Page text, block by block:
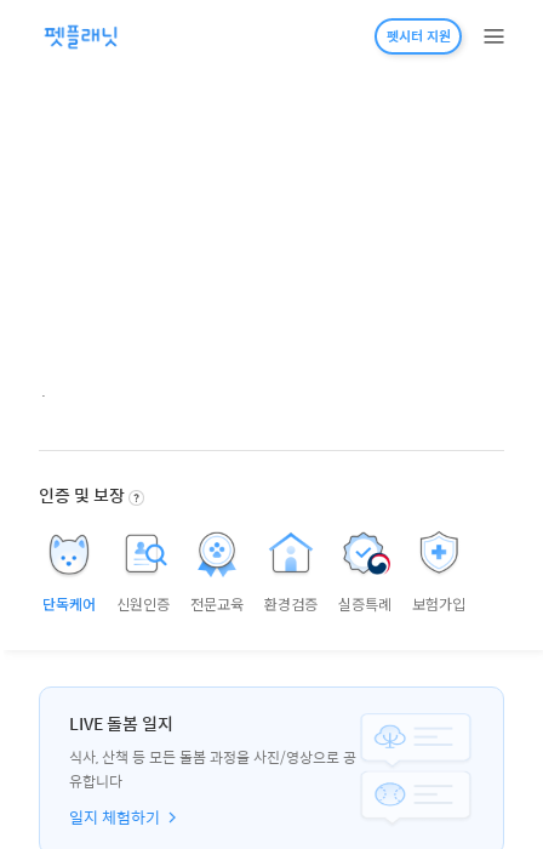
펫시터 지원
·
인증 및 보장
단독케어 신원인증 전문교육 환경검증 실증특례 보험가입
LIVE 돌봄 일지
식사, 산책 등 모든 돌봄 과정을 사진/영상으로 공
유합니다
일지 체험하기